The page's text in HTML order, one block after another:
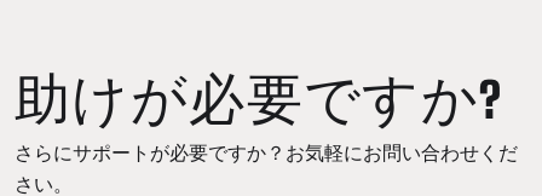
助けが必要ですか?
さらにサポートが必要ですか？お気軽にお問い合わせくだ
さい。